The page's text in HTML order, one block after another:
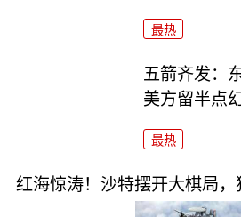
最热
五箭齐发：
美方留半点
最热
红海惊涛！沙特摆开大棋局